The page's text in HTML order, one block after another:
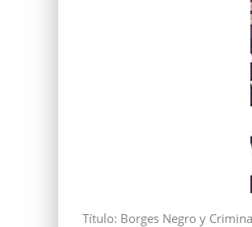
Título: Borges Negro y